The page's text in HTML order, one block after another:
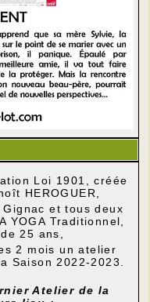
Loi 1901, créée
HEROGUER,
et tous deux
YOGA Traditionnel,
25 ans,
2 mois un atelier
Saison 2022-2023.
Atelier de la